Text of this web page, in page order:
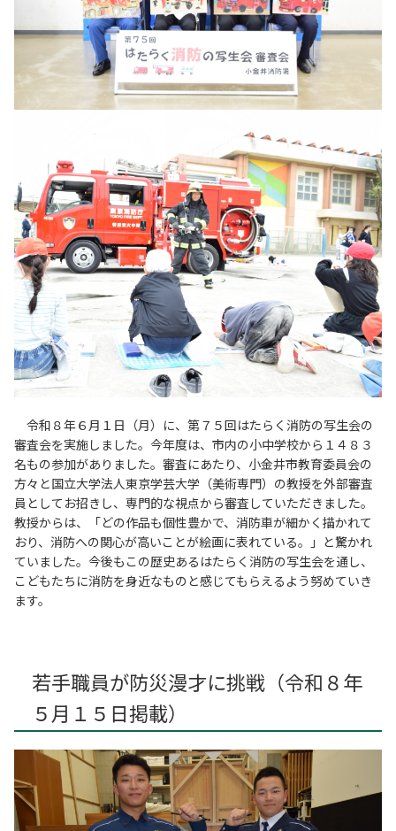
令和８年６月１日（月）に、第７５回はたらく消防の写生会の
審査会を実施しました。今年度は、市内の小中学校から１４８３
名もの参加がありました。審査にあたり、小金井市教育委員会の
方々と国立大学法人東京学芸大学（美術専門）の教授を外部審査
員としてお招きし、専門的な視点から審査していただきました。
教授からは、「どの作品も個性豊かで、消防車が細かく描かれて
おり、消防への関心が高いことが絵画に表れている。」と驚かれ
ていました。今後もこの歴史あるはたらく消防の写生会を通し、
こどもたちに消防を身近なものと感じてもらえるよう努めていき
ます。
若手職員が防災漫才に挑戦（令和８年
５月１５日掲載）